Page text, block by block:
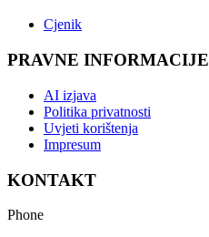
Cjenik
PRAVNE INFORMACIJE
AI izjava
Politika privatnosti
Uvjeti korištenja
Impresum
KONTAKT
Phone